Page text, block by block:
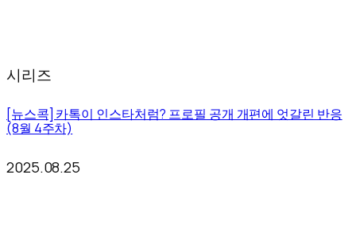
시리즈
[뉴스콕] 카톡이 인스타처럼? 프로필 공개 개편에 엇갈린 반응
(8월 4주차)
2025.08.25